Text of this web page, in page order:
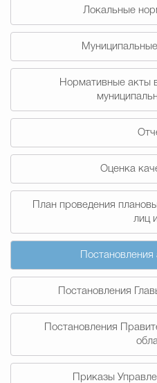
Локальные
Нормативные акты
Оценка
План проведения
лиц
Постановления
Постановления
Приказы